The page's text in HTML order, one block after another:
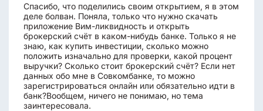
Спасибо, что поделились своим открытием, я в этом
деле болван. Поняла, только что нужно скачать
приложение Вим-ликвидность и открыть
брокерский счёт в каком-нибудь банке. Только я не
знаю, как купить инвестиции, сколько можно
положить изначально для проверки, какой процент
выручки? Сколько стоит брокерский счёт? Если нет
данных обо мне в Совкомбанке, то можно
зарегистрироваться онлайн или обязательно идти в
банк?Вообщем, ничего не понимаю, но тема
заинтересовала.